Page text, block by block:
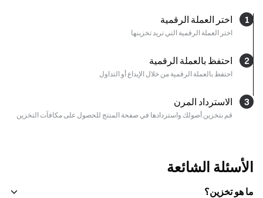
1 اختر العملة الرقمية
اختر العملة الرقمية التي تريد تخزينها
2 احتفظ بالعملة الرقمية
احتفظ بالعملة الرقمية من خلال الإيداع أو التداول
3 الاسترداد المرن
قم بتخزين أصولك واستردادها في صفحة المنتج للحصول على مكافآت التخزين
الأسئلة الشائعة
ما هو تخزين؟